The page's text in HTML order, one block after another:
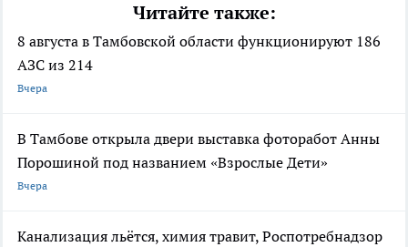
Читайте также:
8 августа в Тамбовской области функционируют 186
АЗС из 214
Вчера
В Тамбове открыла двери выставка фоторабот Анны
Порошиной под названием «Взрослые Дети»
Вчера
Канализация льётся, химия травит, Роспотребнадзор